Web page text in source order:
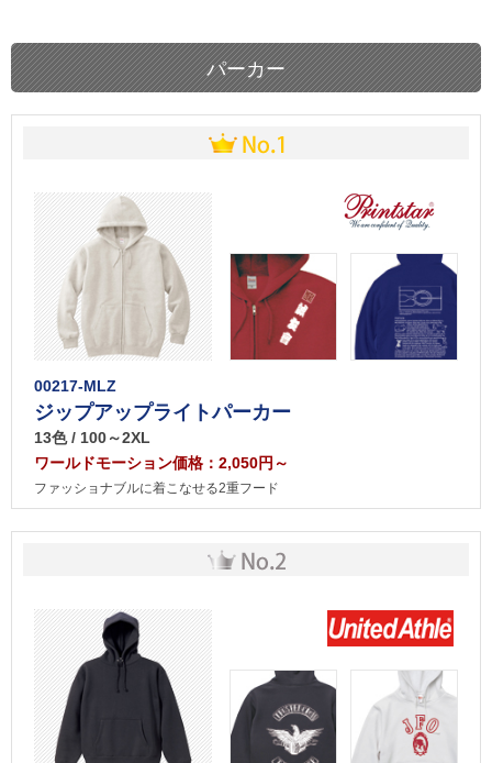
パーカー
00217-MLZ
ジップアップライトパーカー
13色 / 100～2XL
ワールドモーション価格：2,050円～
ファッショナブルに着こなせる2重フード